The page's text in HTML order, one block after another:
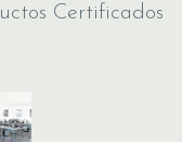
Certificados